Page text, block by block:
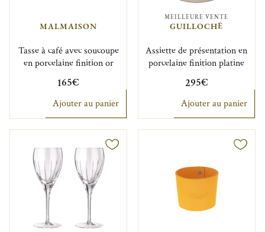
MALMAISON
Tasse à café avec soucoupe
en porcelaine finition or
165€
Ajouter au panier
MEILLEURE VENTE
GUILLOCHÉ
Assiette de présentation en
porcelaine finition platine
295€
Ajouter au panier